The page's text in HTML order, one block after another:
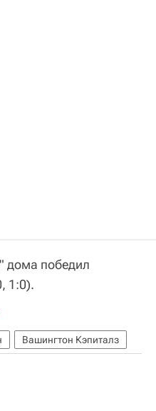
дома победил
1:0).
Вашингтон Кэпиталз